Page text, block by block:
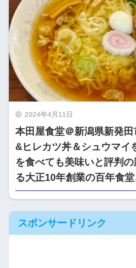
2024年4月11日
本田屋食堂＠新潟県新発
&ヒレカツ丼＆シュウマイ
を食べても美味いと評判
る大正10年創業の百年食堂
スポンサードリンク